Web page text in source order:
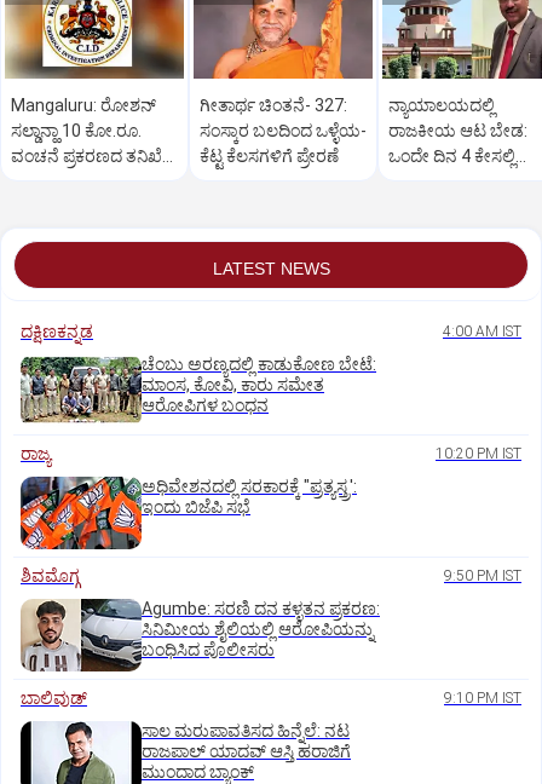
Mangaluru: ರೋಶನ್‌
ಸಲ್ಡಾನ್ಹಾ 10 ಕೋ.ರೂ.
ವಂಚನೆ ಪ್ರಕರಣದ ತನಿಖೆ
ಗೀತಾರ್ಥ ಚಿಂತನೆ- 327:
ಸಂಸ್ಕಾರ ಬಲದಿಂದ ಒಳ್ಳೆಯ-
ಕೆಟ್ಟ ಕೆಲಸಗಳಿಗೆ ಪ್ರೇರಣೆ
ನ್ಯಾಯಾಲಯದಲ್ಲಿ
ರಾಜಕೀಯ ಆಟ ಬೇಡ:
ಒಂದೇ ದಿನ 4 ಕೇಸಲ್ಲಿ
LATEST NEWS
ದಕ್ಷಿಣಕನ್ನಡ 4:00 AM IST
ಚೆಂಬು ಅರಣ್ಯದಲ್ಲಿ ಕಾಡುಕೋಣ ಬೇಟೆ:
ಮಾಂಸ, ಕೋವಿ, ಕಾರು ಸಮೇತ
ಆರೋಪಿಗಳ ಬಂಧನ
ರಾಜ್ಯ 10:20 PM IST
ಅಧಿವೇಶನದಲ್ಲಿ ಸರಕಾರಕ್ಕೆ "ಪ್ರತ್ಯಸ್ತ್ರ':
ಇಂದು ಬಿಜೆಪಿ ಸಭೆ
ಶಿವಮೊಗ್ಗ 9:50 PM IST
Agumbe: ಸರಣಿ ದನ ಕಳ್ಳತನ ಪ್ರಕರಣ:
ಸಿನಿಮೀಯ ಶೈಲಿಯಲ್ಲಿ ಆರೋಪಿಯನ್ನು
ಬಂಧಿಸಿದ ಪೊಲೀಸರು
ಬಾಲಿವುಡ್‌ 9:10 PM IST
ಸಾಲ ಮರುಪಾವತಿಸದ ಹಿನ್ನೆಲೆ: ನಟ
ರಾಜಪಾಲ್ ಯಾದವ್‌ ಆಸ್ತಿ ಹರಾಜಿಗೆ
ಮುಂದಾದ ಬ್ಯಾಂಕ್